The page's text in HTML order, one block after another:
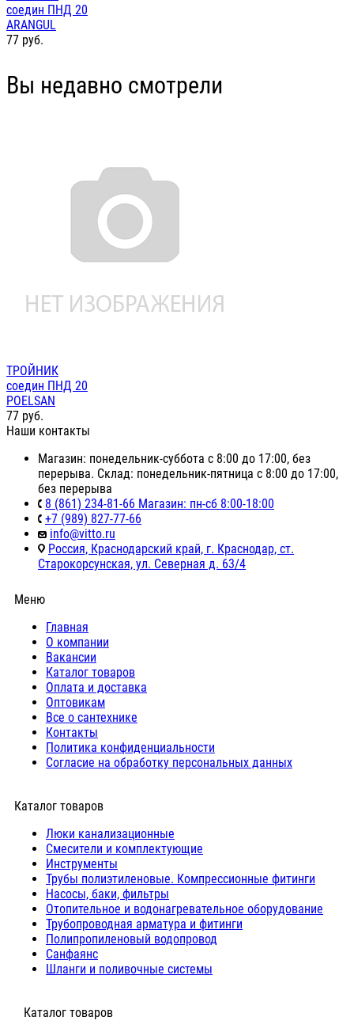
соедин ПНД 20
ARANGUL
77 руб.
Вы недавно смотрели
ТРОЙНИК
соедин ПНД 20
POELSAN
77 руб.
Наши контакты
Магазин: понедельник-суббота с 8:00 до 17:00, без
перерыва. Склад: понедельник-пятница с 8:00 до 17:00,
без перерыва
8 (861) 234-81-66 Магазин: пн-сб 8:00-18:00
+7 (989) 827-77-66
info@vitto.ru
Россия, Краснодарский край, г. Краснодар, ст.
Старокорсунская, ул. Северная д. 63/4
Меню
Главная
О компании
Вакансии
Каталог товаров
Оплата и доставка
Оптовикам
Все о сантехнике
Контакты
Политика конфиденциальности
Согласие на обработку персональных данных
Каталог товаров
Люки канализационные
Cмесители и комплектующие
Инструменты
Трубы полиэтиленовые. Компрессионные фитинги
Насосы, баки, фильтры
Отопительное и водонагревательное оборудование
Трубопроводная арматура и фитинги
Полипропиленовый водопровод
Санфаянс
Шланги и поливочные системы
⠀Каталог товаров